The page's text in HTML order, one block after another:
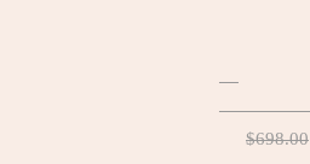
$698.00